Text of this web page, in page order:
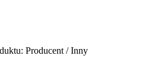
Producent / Inny